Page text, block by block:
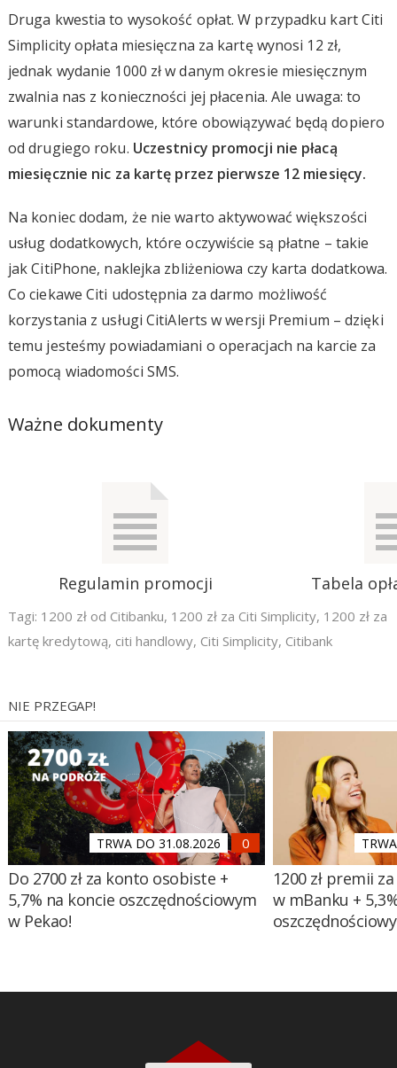
Druga kwestia to wysokość opłat. W przypadku kart Citi
Simplicity opłata miesięczna za kartę wynosi 12 zł,
jednak wydanie 1000 zł w danym okresie miesięcznym
zwalnia nas z konieczności jej płacenia. Ale uwaga: to
warunki standardowe, które obowiązywać będą dopiero
od drugiego roku. Uczestnicy promocji nie płacą
miesięcznie nic za kartę przez pierwsze 12 miesięcy.
Na koniec dodam, że nie warto aktywować większości
usług dodatkowych, które oczywiście są płatne – takie
jak CitiPhone, naklejka zbliżeniowa czy karta dodatkowa.
Co ciekawe Citi udostępnia za darmo możliwość
korzystania z usługi CitiAlerts w wersji Premium – dzięki
temu jesteśmy powiadamiani o operacjach na karcie za
pomocą wiadomości SMS.
Ważne dokumenty
Regulamin promocji Tabela
Tagi: 1200 zł od Citibanku, 1200 zł za Citi Simplicity, 1200 zł za
kartę kredytową, citi handlowy, Citi Simplicity, Citibank
NIE PRZEGAP!
TRWA DO 31.08.2026
Do 2700 zł za konto osobiste +
5,7% na koncie oszczędnościowym
w Pekao!
1200 zł premii
w mBanku +